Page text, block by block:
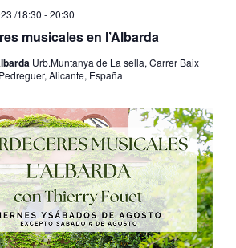
musicales en l’Albarda
/18:30 -20:30
Urb.Muntanya de La sella, Carrer Baix
Alicante, España